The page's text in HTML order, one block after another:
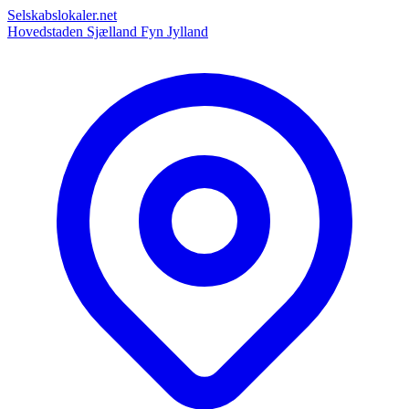
Selskabslokaler.net
Hovedstaden Sjælland Fyn Jylland